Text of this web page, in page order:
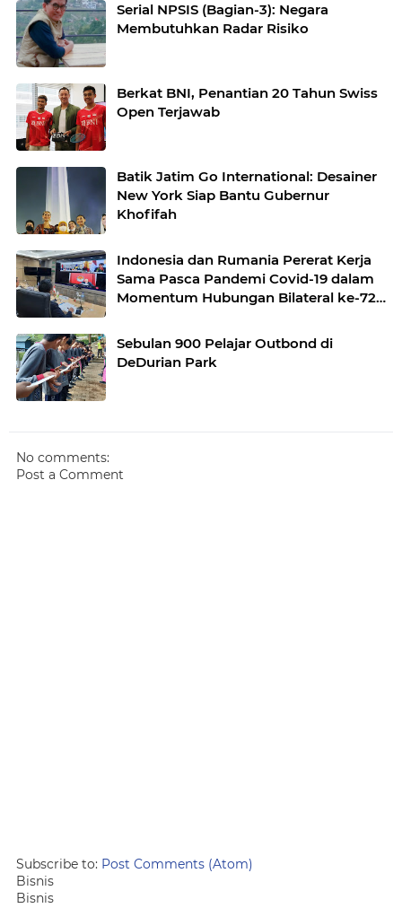
Serial NPSIS (Bagian-3): Negara
Membutuhkan Radar Risiko
Berkat BNI, Penantian 20 Tahun Swiss
Open Terjawab
Batik Jatim Go International: Desainer
New York Siap Bantu Gubernur
Khofifah
Indonesia dan Rumania Pererat Kerja
Sama Pasca Pandemi Covid-19 dalam
Momentum Hubungan Bilateral ke-72
Sebulan 900 Pelajar Outbond di
DeDurian Park
No comments:
Post a Comment
Subscribe to: Post Comments (Atom)
Bisnis
Bisnis